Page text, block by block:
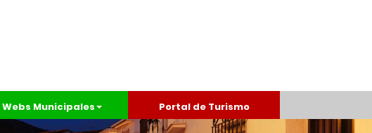
Webs Municipales Portal de Turismo